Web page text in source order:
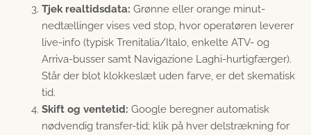
Tjek realtidsdata: Grønne eller orange minut-
nedtællinger vises ved stop, hvor operatøren leverer
live-info (typisk Trenitalia/Italo, enkelte ATV- og
Arriva-busser samt Navigazione Laghi-hurtigfærger).
Står der blot klokkeslæt uden farve, er det skematisk
tid.
Skift og ventetid: Google beregner automatisk
nødvendig transfer-tid; klik på hver delstrækning for